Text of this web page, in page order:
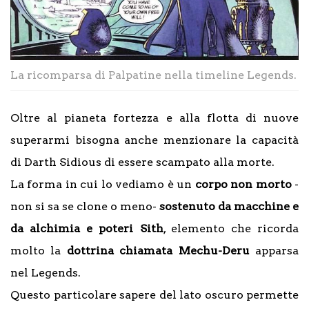
La ricomparsa di Palpatine nella timeline Legends.
Oltre al pianeta fortezza e alla flotta di nuove
superarmi bisogna anche menzionare la capacità
di Darth Sidious di essere scampato alla morte.
La forma in cui lo vediamo è un corpo non morto-
non si sa se clone o meno- sostenuto da macchine e
da alchimia e poteri Sith, elemento che ricorda
molto la dottrina chiamata Mechu-Deruapparsa
nel Legends.
Questo particolare sapere del lato oscuro permette